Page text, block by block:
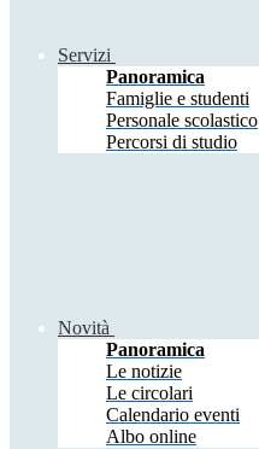
Servizi
Panoramica
Famiglie e studenti
Personale scolastico
Percorsi di studio
Novità
Panoramica
Le notizie
Le circolari
Calendario eventi
Albo online